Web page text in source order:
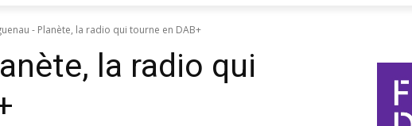
- Planète, la radio qui tourne en DAB+
la radio qui